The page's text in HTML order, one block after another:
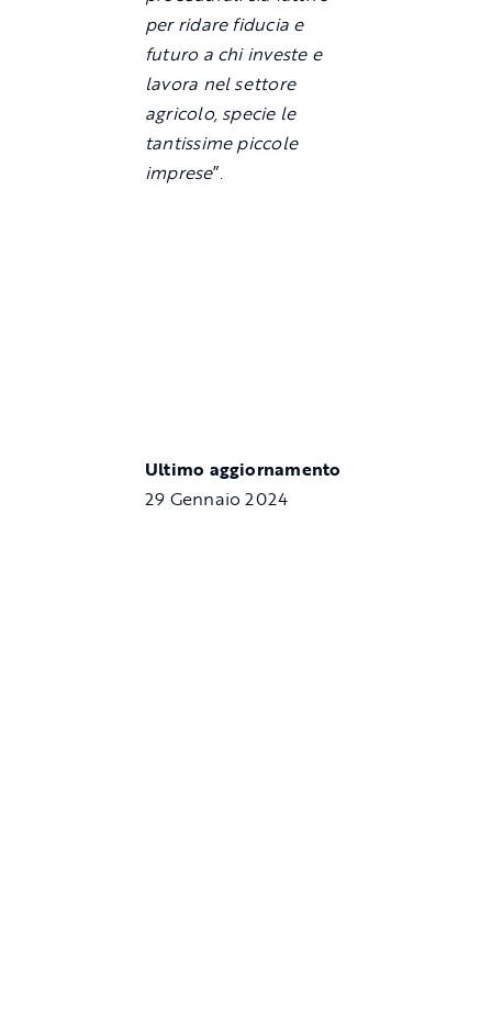
per ridare fiducia e
futuro a chi investe e
lavora nel settore
agricolo, specie le
tantissime piccole
imprese”.
Ultimo aggiornamento
29 Gennaio 2024